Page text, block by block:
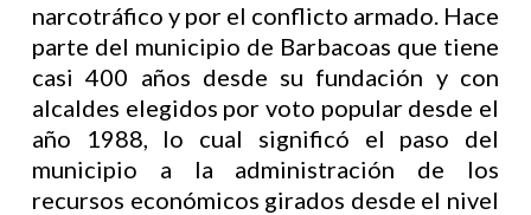
narcotráfico y por el conflicto armado. Hace
parte del municipio de Barbacoas que tiene
casi 400 años desde su fundación y con
alcaldes elegidos por voto popular desde el
año 1988, lo cual significó el paso del
municipio a la administración de los
recursos económicos girados desde el nivel